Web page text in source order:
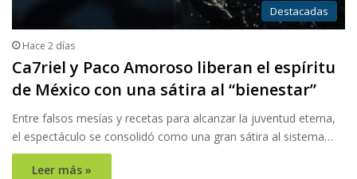
Destacadas
Hace 2 días
Ca7riel y Paco Amoroso liberan el espíritu
de México con una sátira al “bienestar”
Entre falsos mesías y recetas para alcanzar la juventud eterna,
el espectáculo se consolidó como una gran sátira al sistema…
Leer más »